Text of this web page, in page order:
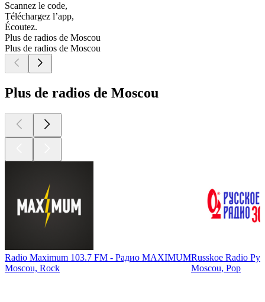
Scannez le code,
Téléchargez l’app,
Écoutez.
Plus de radios de Moscou
Plus de radios de Moscou
Plus de radios de Moscou
Radio Maximum 103.7 FM - Радио MAXIMUM
Moscou, Rock
Russkoe Radio
Moscou, Pop